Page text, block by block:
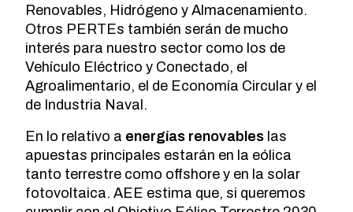
Renovables, Hidrógeno y Almacenamiento.
Otros PERTEs también serán de mucho
interés para nuestro sector como los de
Vehículo Eléctrico y Conectado, el
Agroalimentario, el de Economía Circular y el
de Industria Naval.
En lo relativo a energías renovables las
apuestas principales estarán en la eólica
tanto terrestre como offshore y en la solar
fotovoltaica. AEE estima que, si queremos